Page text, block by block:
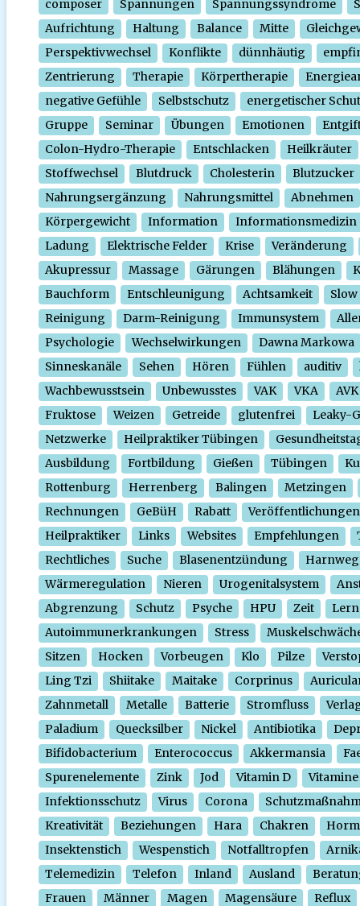
composer Spannungen Spannungssyndrome
Aufrichtung
Haltung Balance Mitte
Perspektivwechsel
Konflikte dünnhäutig
Zentrierung
Therapie Körpertherapie
negative Gefühle
Selbstschutz
energetischer
Gruppe
Seminar Übungen Emotionen
Colon-Hydro-Therapie
Entschlacken
Heilkräuter
Stoffwechsel
Blutdruck Cholesterin
Blutzucker
Nahrungsergänzung
Nahrungsmittel
Abnehmen
Körpergewicht
Information
Informationsmedizin
Ladung
Elektrische Felder Krise
Veränderung
Akupressur
Massage Gärungen Blähungen
Bauchform
Entschleunigung Achtsamkeit
Slow
Reinigung
Darm-Reinigung Immunsystem
Psychologie
Wechselwirkungen
Dawna Markowa
Sinneskanäle
Sehen Hören Fühlen auditiv
Wachbewusstsein
Unbewusstes VAK VKA
AVK
Fruktose
Weizen Getreide glutenfrei
Leaky-
Netzwerke
Heilpraktiker Tübingen
Ausbildung
Fortbildung Gießen Tübingen
Rottenburg
Herrenberg Balingen
Metzingen
Rechnungen
GeBüH Rabatt
Veröffentlichungen
Heilpraktiker
Links Websites Empfehlungen
Rechtliches
Suche Blasenentzündung
Wärmeregulation
Nieren Urogenitalsystem
Abgrenzung
Schutz Psyche HPU Zeit
Autoimmunerkrankungen
Stress
Sitzen
Hocken Vorbeugen Klo Pilze
Ling Tzi
Shiitake Maitake Corprinus
Zahnmetall
Metalle Batterie Stromfluss
Paladium
Quecksilber Nickel Antibiotika
Bifidobacterium
Enterococcus Akkermansia
Spurenelemente
Zink Jod Vitamin D
Vitamine
Infektionsschutz
Virus Corona
Kreativität
Beziehungen Hara Chakren
Insektenstich
Wespenstich Notfalltropfen
Telemedizin
Telefon Inland Ausland
Frauen
Männer Magen Magensäure
Reflux